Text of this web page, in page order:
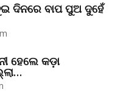
ଦିନରେ ବାପ ପୁଅ ଦୁହେଁ
ହେଲେ କଡ଼ା